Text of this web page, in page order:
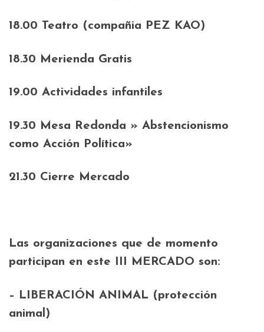
18.00 Teatro (compañia PEZ KAO)
18.30 Merienda Gratis
19.00 Actividades infantiles
19.30 Mesa Redonda » Abstencionismo
como Acción Política»
21.30 Cierre Mercado
Las organizaciones que de momento
participan en este III MERCADO son:
– LIBERACIÓN ANIMAL (protección
animal)